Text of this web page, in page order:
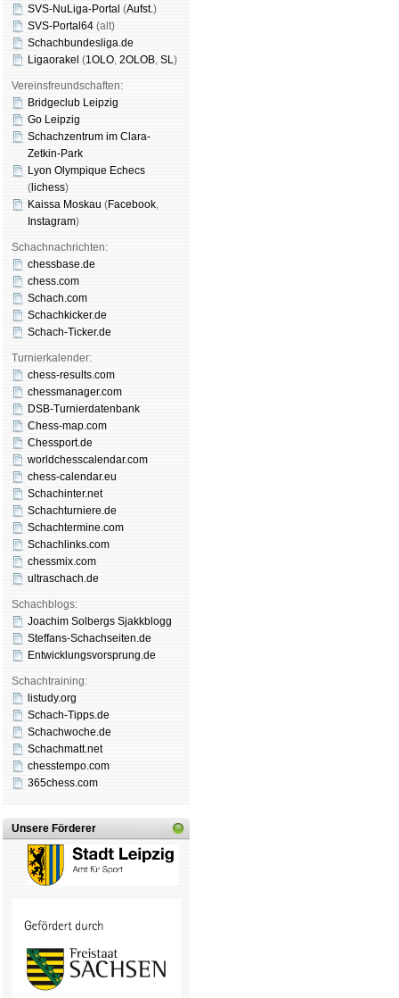
SVS-NuLiga-Portal (Aufst.)
SVS-Portal64 (alt)
Schachbundesliga.de
Ligaorakel (1OLO, 2OLOB, SL)
Vereinsfreundschaften:
Bridgeclub Leipzig
Go Leipzig
Schachzentrum im Clara-
Zetkin-Park
Lyon Olympique Echecs
( lichess)
Kaissa Moskau (Face­book,
Insta­gram)
Schachnachrichten:
chessbase.de
chess.com
Schach.com
Schachkicker.de
Schach-Ticker.de
Turnierkalender:
chess-results.com
chessmanager.com
DSB-Turnierdatenbank
Chess-map.com
Chessport.de
worldchesscalendar.com
chess-calendar.eu
Schachinter.net
Schachturniere.de
Schachtermine.com
Schachlinks.com
chessmix.com
ultraschach.de
Schachblogs:
Joachim Solbergs Sjakkblogg
Steffans-Schachseiten.de
Entwicklungsvorsprung.de
Schachtraining:
listudy.org
Schach-Tipps.de
Schachwoche.de
Schachmatt.net
chesstempo.com
365chess.com
Unsere Förderer